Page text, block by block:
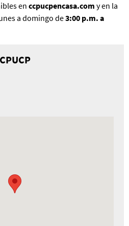
en ccpucpencasa.com y en la
a domingo de3:00 p.m. a